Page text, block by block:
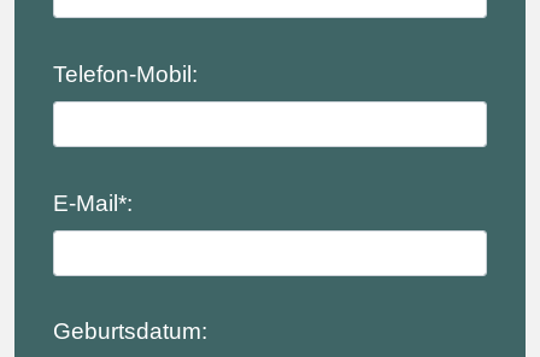
Telefon-Mobil:
E-Mail*:
Geburtsdatum: